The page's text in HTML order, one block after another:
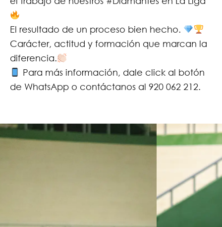
El resultado de un proceso bien hecho.
Carácter, actitud y formación que marcan la
diferencia.
Para más información, dale click al botón
de WhatsApp o contáctanos al 920 062 212.